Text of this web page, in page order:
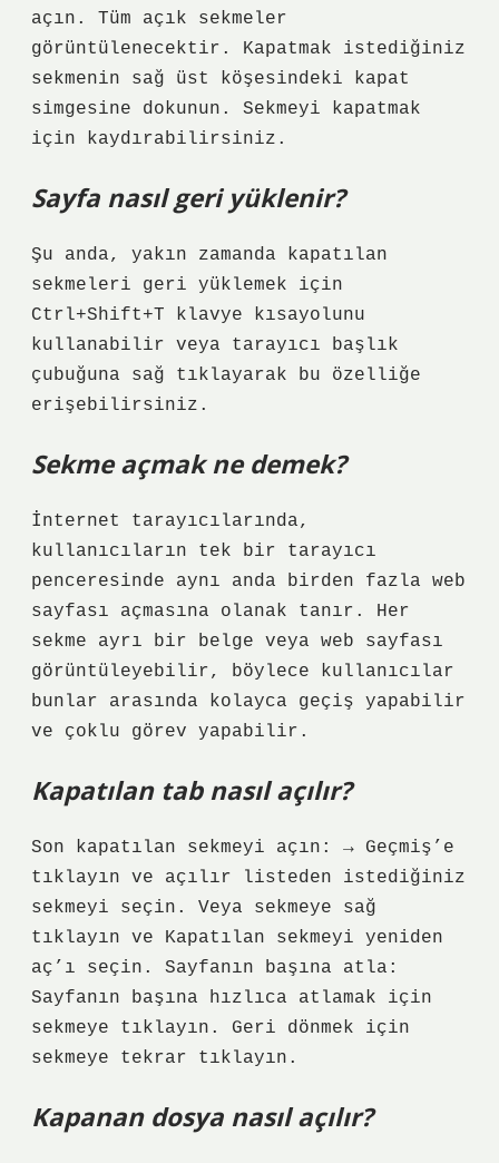
açın. Tüm açık sekmeler
görüntülenecektir. Kapatmak istediğiniz
sekmenin sağ üst köşesindeki kapat
simgesine dokunun. Sekmeyi kapatmak
için kaydırabilirsiniz.
Sayfa nasıl geri yüklenir?
Şu anda, yakın zamanda kapatılan
sekmeleri geri yüklemek için
Ctrl+Shift+T klavye kısayolunu
kullanabilir veya tarayıcı başlık
çubuğuna sağ tıklayarak bu özelliğe
erişebilirsiniz.
Sekme açmak ne demek?
İnternet tarayıcılarında,
kullanıcıların tek bir tarayıcı
penceresinde aynı anda birden fazla web
sayfası açmasına olanak tanır. Her
sekme ayrı bir belge veya web sayfası
görüntüleyebilir, böylece kullanıcılar
bunlar arasında kolayca geçiş yapabilir
ve çoklu görev yapabilir.
Kapatılan tab nasıl açılır?
Son kapatılan sekmeyi açın: → Geçmiş’e
tıklayın ve açılır listeden istediğiniz
sekmeyi seçin. Veya sekmeye sağ
tıklayın ve Kapatılan sekmeyi yeniden
aç’ı seçin. Sayfanın başına atla:
Sayfanın başına hızlıca atlamak için
sekmeye tıklayın. Geri dönmek için
sekmeye tekrar tıklayın.
Kapanan dosya nasıl açılır?